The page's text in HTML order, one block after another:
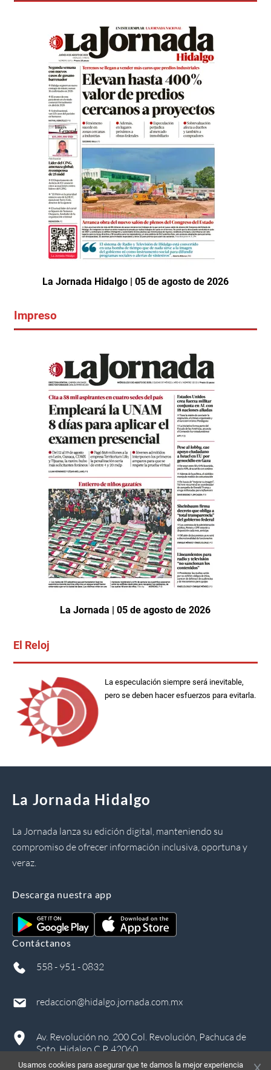
La Jornada Hidalgo | 05 de agosto de 2026
Impreso
La Jornada | 05 de agosto de 2026
El Reloj
La especulación siempre será inevitable,
pero se deben hacer esfuerzos para evitarla.
La Jornada Hidalgo
La Jornada lanza su edición digital, manteniendo su
compromiso de ofrecer información inclusiva, oportuna y
veraz.
Descarga nuestra app
Contáctanos
558 - 951 - 0832
redaccion@hidalgo.jornada.com.mx
Av. Revolución no. 200 Col. Revolución, Pachuca de
Soto, Hidalgo C.P. 42060
Usamos cookies para asegurar que te damos la mejor experiencia